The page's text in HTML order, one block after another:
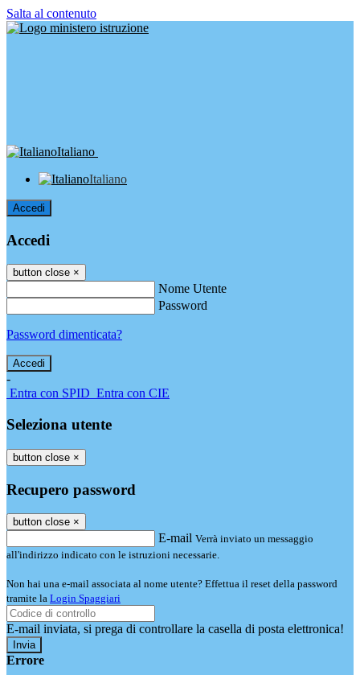
Salta al contenuto
Italiano
Italiano
Accedi
Accedi
button close ×
Nome Utente
Password
Password dimenticata?
-
Entra con SPID Entra con CIE
Seleziona utente
button close ×
Recupero password
button close ×
E-mail Verrà inviato un messaggio
all'indirizzo indicato con le istruzioni necessarie.
Non hai una e-mail associata al nome utente? Effettua il reset della password
tramite la Login Spaggiari
E-mail inviata, si prega di controllare la casella di posta elettronica!
Errore